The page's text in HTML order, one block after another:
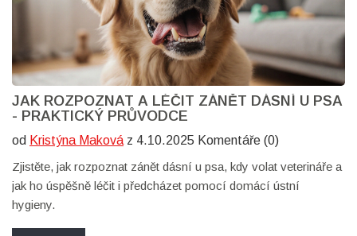
JAK ROZPOZNAT A LÉČIT ZÁNĚT DÁSNÍ U PSA
- PRAKTICKÝ PRŮVODCE
od Kristýna Maková z 4.10.2025 Komentáře (0)
Zjistěte, jak rozpoznat zánět dásní u psa, kdy volat veterináře a
jak ho úspěšně léčit i předcházet pomocí domácí ústní
hygieny.